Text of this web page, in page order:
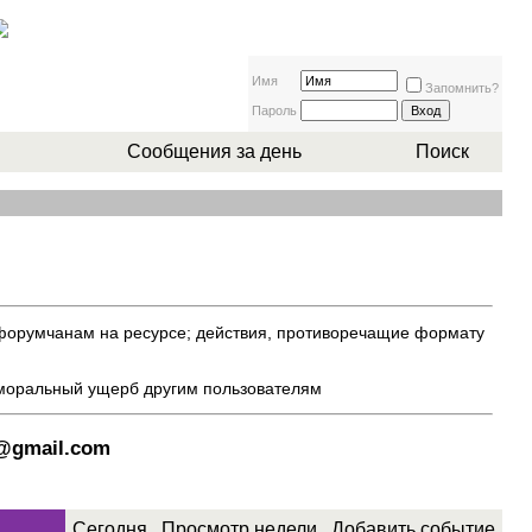
Имя
Запомнить?
Пароль
Сообщения за день Поиск
на ресурсе; действия, противоречащие формату
ущерб другим пользователям